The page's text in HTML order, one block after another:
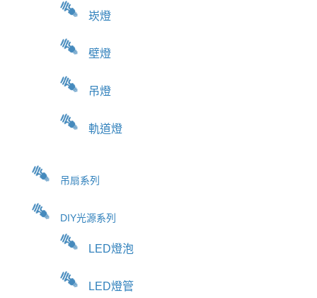
崁燈
壁燈
吊燈
軌道燈
吊扇系列
DIY光源系列
LED燈泡
LED燈管